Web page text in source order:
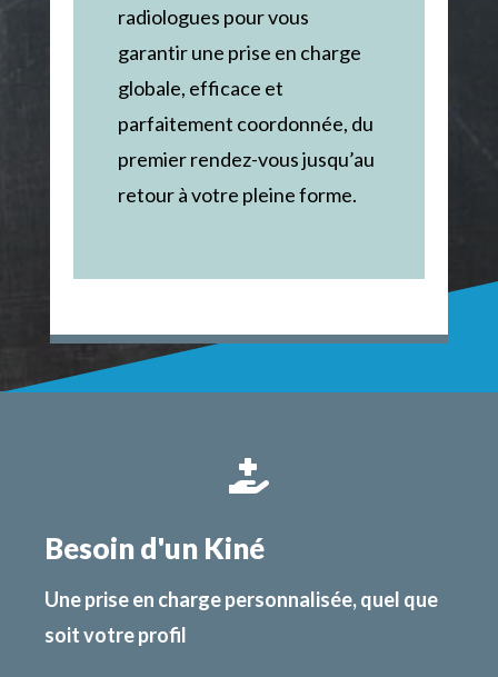
radiologues pour vous
garantir une prise en charge
globale, efficace et
parfaitement coordonnée, du
premier rendez-vous jusqu’au
retour à votre pleine forme.

Besoin d'un Kiné
Une prise en charge personnalisée, quel que
soit votre profil